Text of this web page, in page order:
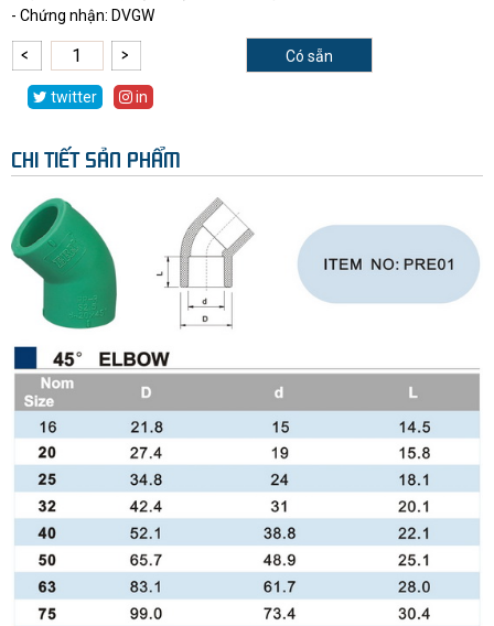
- Chứng nhận: DVGW
Có sẵn
twitter in
CHI TIẾT SẢN PHẨM